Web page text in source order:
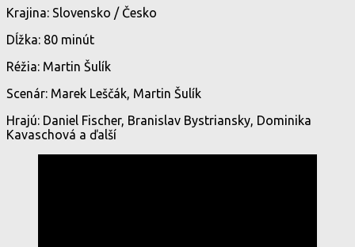
Krajina: Slovensko / Česko
Dĺžka: 80 minút
Réžia: Martin Šulík
Scenár: Marek Leščák, Martin Šulík
Hrajú: Daniel Fischer, Branislav Bystriansky, Dominika
Kavaschová a ďalší